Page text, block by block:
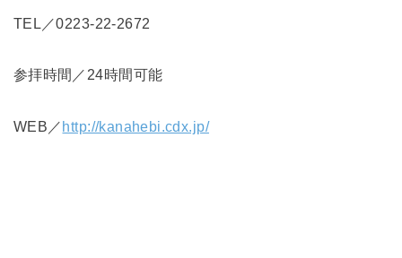
TEL／0223-22-2672
参拝時間／24時間可能
WEB／http://kanahebi.cdx.jp/